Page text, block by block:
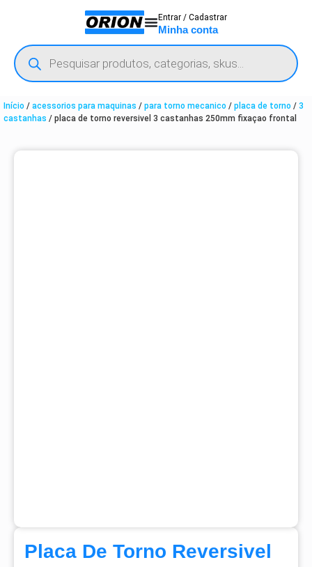
Entrar / Cadastrar
Minha conta
Início / acessorios para maquinas / para torno mecanico / placa de torno / 3
castanhas / placa de torno reversivel 3 castanhas 250mm fixaçao frontal
Placa De Torno Reversivel